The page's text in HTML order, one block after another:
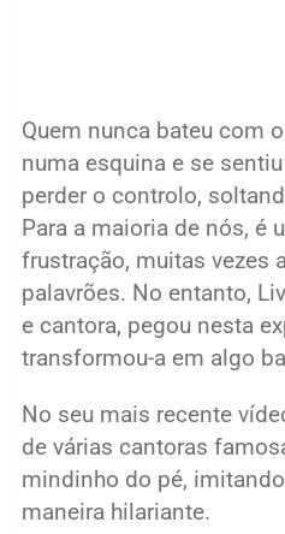
Quem nunca bateu com
numa esquina e se
perder o controlo,
Para a maioria de nós, é
frustração, muitas vezes
palavrões. No entanto,
e cantora, pegou nesta
transformou-a em algo
No seu mais recente
de várias cantoras
mindinho do pé,
maneira hilariante.